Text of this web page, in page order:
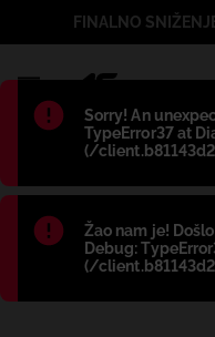
Błąd:
Sorry! An
TypeError37 at
(/
Błąd:
Žao nam je!
Debug:
(/
FINALNO